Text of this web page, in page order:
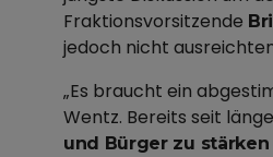
Fraktionsvorsitzende
jedoch nicht
„Es braucht ein
Wentz. Bereits seit
und Bürger zu stärken